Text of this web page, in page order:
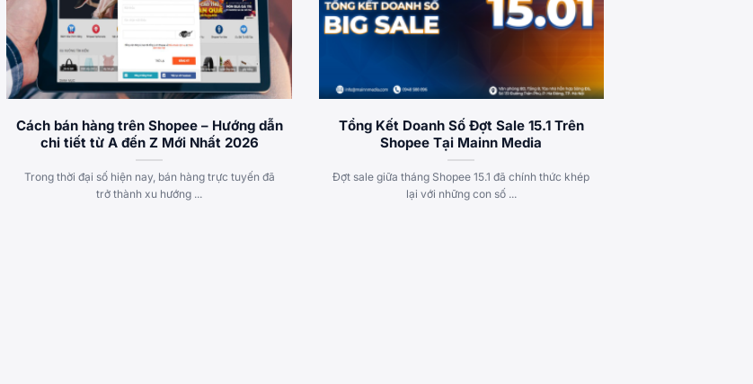
Cách bán hàng trên Shopee – Hướng dẫn
chi tiết từ A đến Z Mới Nhất 2026
Trong thời đại số hiện nay, bán hàng trực tuyến đã
trở thành xu hướng ...
Tổng Kết Doanh Số Đợt Sale 15.1 Trên
Shopee Tại Mainn Media
Đợt sale giữa tháng Shopee 15.1 đã chính thức khép
lại với những con số ...